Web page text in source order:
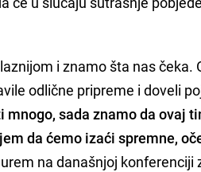
i znamo šta nas čeka.
odlične pripreme i doveli
sada znamo da ovaj
da ćemo izaći spremne,
na današnjoj konferenciji